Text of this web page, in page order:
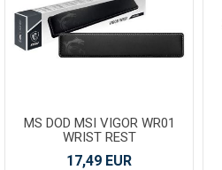
MS DOD MSI VIGOR WR01
WRIST REST
17,49 EUR